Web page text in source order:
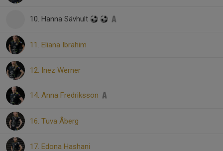
10. Hanna Sävhult
11. Eliana Ibrahim
12. Inez Werner
14. Anna Fredriksson
16. Tuva Åberg
17. Edona Hashani